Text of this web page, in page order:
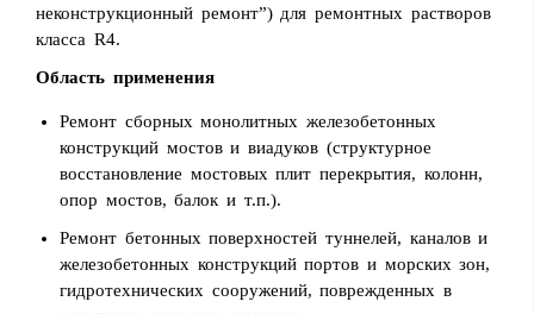
неконструкционный ремонт”) для ремонтных растворов
класса R4.
Область применения
Ремонт сборных монолитных железобетонных
конструкций мостов и виадуков (структурное
восстановление мостовых плит перекрытия, колонн,
опор мостов, балок и т.п.).
Ремонт бетонных поверхностей туннелей, каналов и
железобетонных конструкций портов и морских зон,
гидротехнических сооружений, поврежденных в